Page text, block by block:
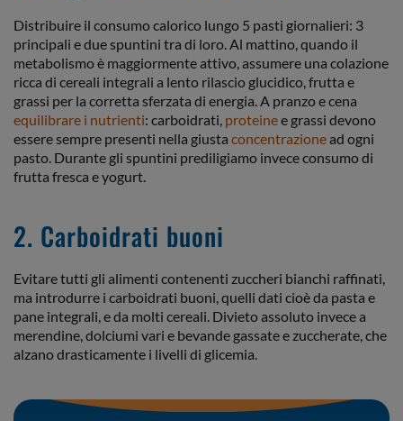
Distribuire il consumo calorico lungo 5 pasti giornalieri: 3
principali e due spuntini tra di loro. Al mattino, quando il
metabolismo è maggiormente attivo, assumere una colazione
ricca di cereali integrali a lento rilascio glucidico, frutta e
grassi per la corretta sferzata di energia. A pranzo e cena
equilibrare i nutrienti: carboidrati, proteinee grassi devono
essere sempre presenti nella giusta concentrazionead ogni
pasto. Durante gli spuntini prediligiamo invece consumo di
frutta fresca e yogurt.
2. Carboidrati buoni
Evitare tutti gli alimenti contenenti zuccheri bianchi raffinati,
ma introdurre i carboidrati buoni, quelli dati cioè da pasta e
pane integrali, e da molti cereali. Divieto assoluto invece a
merendine, dolciumi vari e bevande gassate e zuccherate, che
alzano drasticamente i livelli di glicemia.